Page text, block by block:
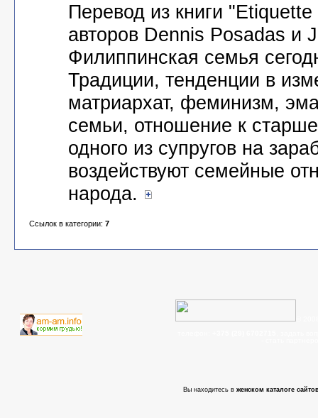
Перевод из книги
авторов Dennis Posadas и
Филиппинская семья
Традиции, тенденции в
матриархат, феминизм,
семьи, отношение к
одного из супругов на
воздействуют семейные
народа.
Ссылок в категории: 7
Вы находитесь в женском каталоге